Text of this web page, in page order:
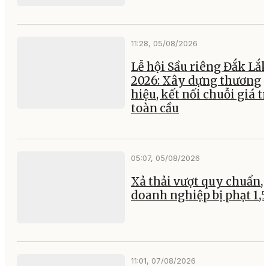
11:28, 05/08/2026
Lễ hội Sầu riêng Đắk Lắk
2026: Xây dựng thương
hiệu, kết nối chuỗi giá
toàn cầu
05:07, 05/08/2026
Xả thải vượt quy chuẩn,
doanh nghiệp bị phạt
11:01, 07/08/2026